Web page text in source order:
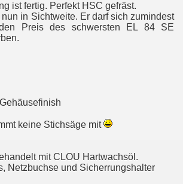
ist fertig. Perfekt HSC gefräst.
in Sichtweite. Er darf sich zumindest
Preis des schwersten EL 84 SE
keine Stichsäge mit
mit CLOU Hartwachsöl.
Netzbuchse und Sicherrungshalter